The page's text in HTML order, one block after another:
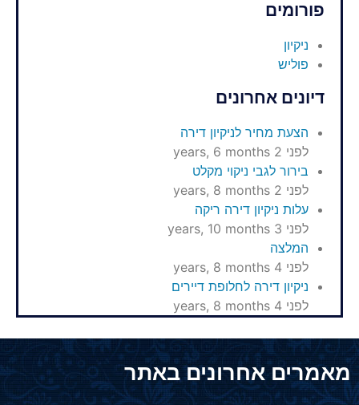
פורומים
ניקיון
פוליש
דיונים אחרונים
הצעת מחיר לניקיון דירה
לפני 2 years, 6 months
בירור לגבי ניקוי מקלט
לפני 2 years, 8 months
עלות ניקיון דירה ריקה
לפני 3 years, 10 months
המלצה
לפני 4 years, 8 months
ניקיון דירה לחלופת דיירים
לפני 4 years, 8 months
מאמרים אחרונים באתר